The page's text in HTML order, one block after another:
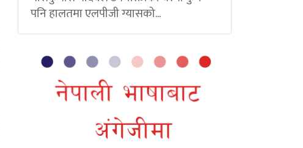
पनि हालतमा एलपीजी ग्यासको...